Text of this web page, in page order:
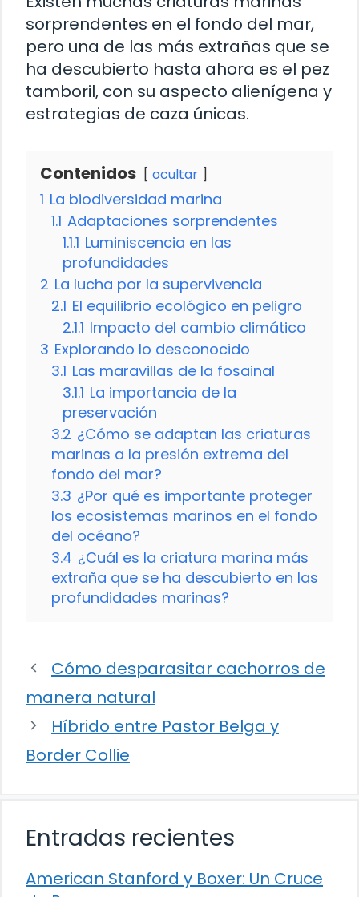
sorprendentes en el fondo del mar,
pero una de las más extrañas que se
ha descubierto hasta ahora es el pez
tamboril, con su aspecto alienígena y
estrategias de caza únicas.
Contenidos ocultar
1 La biodiversidad marina
1.1 Adaptaciones sorprendentes
1.1.1 Luminiscencia en las
profundidades
2 La lucha por la supervivencia
2.1 El equilibrio ecológico en peligro
2.1.1 Impacto del cambio climático
3 Explorando lo desconocido
3.1 Las maravillas de la fosainal
3.1.1 La importancia de la
preservación
3.2 ¿Cómo se adaptan las criaturas
marinas a la presión extrema del
fondo del mar?
3.3 ¿Por qué es importante proteger
los ecosistemas marinos en el fondo
del océano?
3.4 ¿Cuál es la criatura marina más
extraña que se ha descubierto en las
profundidades marinas?
Cómo desparasitar cachorros de
manera natural
Híbrido entre Pastor Belga y
Border Collie
Entradas recientes
American Stanford y Boxer: Un Cruce